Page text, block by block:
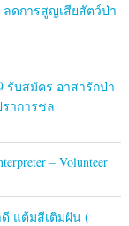
ดการสูญเสียสัตว์ป่า
รับสมัคร อาสารักป่า
าการชล
– Volunteer
ดี แต้มสีเติมฝัน (